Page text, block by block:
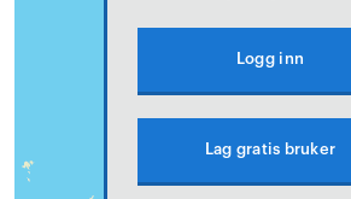
Logg inn
Lag gratis bruker